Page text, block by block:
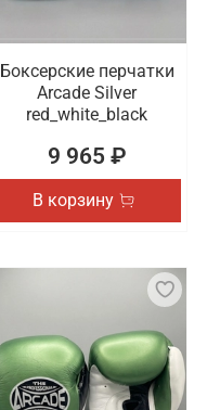
Боксерские перчатки
Arcade Silver
red_white_black
9 965 ₽
В корзину